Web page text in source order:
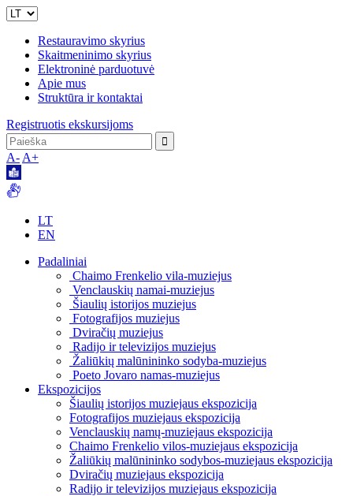
Restauravimo skyrius
Skaitmeninimo skyrius
Elektroninė parduotuvė
Apie mus
Struktūra ir kontaktai
Registruotis ekskursijoms
A- A+
LT
EN
Padaliniai
Chaimo Frenkelio vila-muziejus
Venclauskių namai-muziejus
Šiaulių istorijos muziejus
Fotografijos muziejus
Dviračių muziejus
Radijo ir televizijos muziejus
Žaliūkių malūnininko sodyba-muziejus
Poeto Jovaro namas-muziejus
Ekspozicijos
Šiaulių istorijos muziejaus ekspozicija
Fotografijos muziejaus ekspozicija
Venclauskių namų-muziejaus ekspozicija
Chaimo Frenkelio vilos-muziejaus ekspozicija
Žaliūkių malūnininko sodybos-muziejaus ekspozicija
Dviračių muziejaus ekspozicija
Radijo ir televizijos muziejaus ekspozicija